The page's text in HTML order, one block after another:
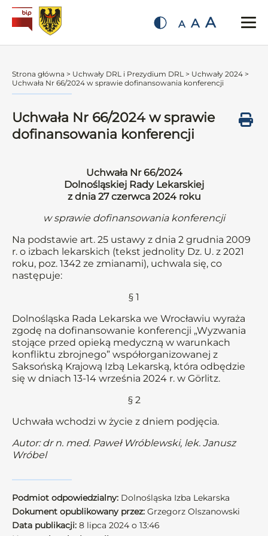
A A A
Strona główna > Uchwały DRL i Prezydium DRL > Uchwały 2024 >
Uchwała Nr 66/2024 w sprawie dofinansowania konferencji
Uchwała Nr 66/2024 w sprawie
dofinansowania konferencji
Uchwała Nr 66/2024
Dolnośląskiej Rady Lekarskiej
z dnia 27 czerwca 2024 roku
w sprawie dofinansowania konferencji
Na podstawie art. 25 ustawy z dnia 2 grudnia 2009
r. o izbach lekarskich (tekst jednolity Dz. U. z 2021
roku, poz. 1342 ze zmianami), uchwala się, co
następuje:
§ 1
Dolnośląska Rada Lekarska we Wrocławiu wyraża
zgodę na dofinansowanie konferencji „Wyzwania
stojące przed opieką medyczną w warunkach
konfliktu zbrojnego” współorganizowanej z
Saksońską Krajową Izbą Lekarską, która odbędzie
się w dniach 13-14 września 2024 r. w Gӧrlitz.
§ 2
Uchwała wchodzi w życie z dniem podjęcia.
Autor: dr n. med. Paweł Wróblewski, lek. Janusz
Wróbel
Podmiot odpowiedzialny: Dolnośląska Izba Lekarska
Dokument opublikowany przez: Grzegorz Olszanowski
Data publikacji: 8 lipca 2024 o 13:46